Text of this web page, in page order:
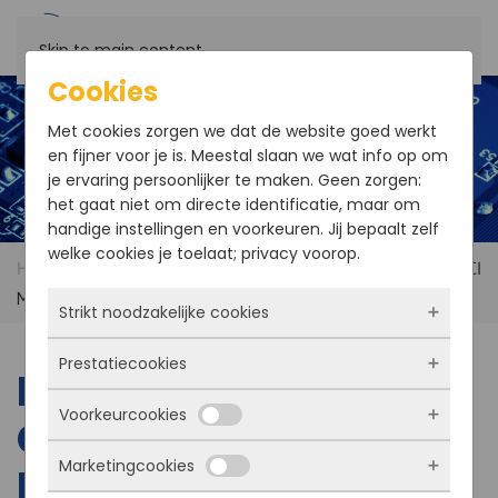
Skip to main content
Home Products
EVOC CPC-1820 6U Compact PCI
Motherboard
EVOC CPC-1820 6U
Compact PCI
Cookies
Met cookies zorgen we dat de website goed werkt
en fijner voor je is. Meestal slaan we wat info op om
je ervaring persoonlijker te maken. Geen zorgen:
het gaat niet om directe identificatie, maar om
handige instellingen en voorkeuren. Jij bepaalt zelf
welke cookies je toelaat; privacy voorop.
Strikt noodzakelijke cookies
Deze cookies zorgen ervoor dat de website
überhaupt werkt. Ze zijn dus altijd actief en
kunnen niet worden uitgezet. Meestal worden
ze alleen geplaatst als jij iets doet, zoals
inloggen, een formulier invullen of je
Prestatiecookies
Met deze cookies zien we hoe vaak onze site
bezocht wordt, waar bezoekers vandaan
komen en welke pagina’s populair zijn. Zo
Voorkeurcookies
Deze cookies onthouden jouw voorkeuren.
Marketingcookies